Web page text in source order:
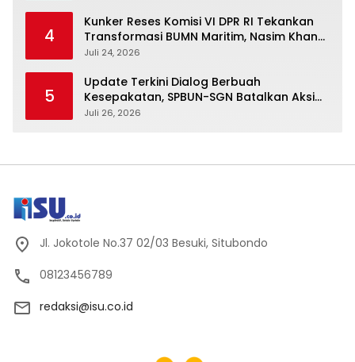
4
Kunker Reses Komisi VI DPR RI Tekankan
Transformasi BUMN Maritim, Nasim Khan
Kawal Penguatan Sektor Laut
Juli 24, 2026
5
Update Terkini Dialog Berbuah
Kesepakatan, SPBUN-SGN Batalkan Aksi
Nasional Setelah Holding Penuhi Sejumlah
Juli 26, 2026
Jl. Jokotole No.37 02/03 Besuki, Situbondo
08123456789
redaksi@isu.co.id